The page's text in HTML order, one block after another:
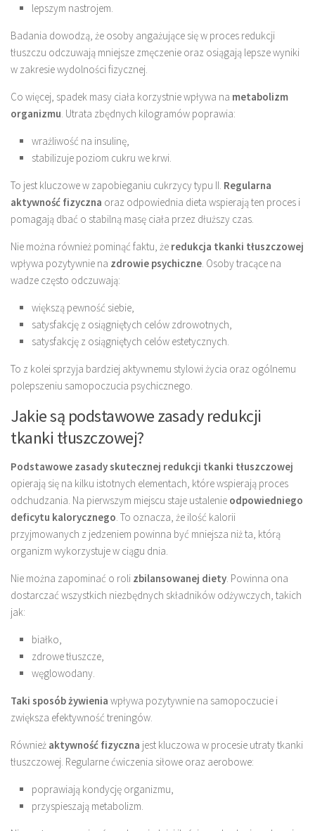
lepszym nastrojem.
Badania dowodzą, że osoby angażujące się w proces redukcji
tłuszczu odczuwają mniejsze zmęczenie oraz osiągają lepsze wyniki
w zakresie wydolności fizycznej.
Co więcej, spadek masy ciała korzystnie wpływa na metabolizm
organizmu. Utrata zbędnych kilogramów poprawia:
wrażliwość na insulinę,
stabilizuje poziom cukru we krwi.
To jest kluczowe w zapobieganiu cukrzycy typu II. Regularna
aktywność fizyczna oraz odpowiednia dieta wspierają ten proces i
pomagają dbać o stabilną masę ciała przez dłuższy czas.
Nie można również pominąć faktu, że redukcja tkanki tłuszczowej
wpływa pozytywnie na zdrowie psychiczne. Osoby tracące na
wadze często odczuwają:
większą pewność siebie,
satysfakcję z osiągniętych celów zdrowotnych,
satysfakcję z osiągniętych celów estetycznych.
To z kolei sprzyja bardziej aktywnemu stylowi życia oraz ogólnemu
polepszeniu samopoczucia psychicznego.
Jakie są podstawowe zasady redukcji
tkanki tłuszczowej?
Podstawowe zasady skutecznej redukcji tkanki tłuszczowej
opierają się na kilku istotnych elementach, które wspierają proces
odchudzania. Na pierwszym miejscu staje ustalenie odpowiedniego
deficytu kalorycznego. To oznacza, że ilość kalorii
przyjmowanych z jedzeniem powinna być mniejsza niż ta, którą
organizm wykorzystuje w ciągu dnia.
Nie można zapominać o roli zbilansowanej diety. Powinna ona
dostarczać wszystkich niezbędnych składników odżywczych, takich
jak:
białko,
zdrowe tłuszcze,
węglowodany.
Taki sposób żywienia wpływa pozytywnie na samopoczucie i
zwiększa efektywność treningów.
Również aktywność fizyczna jest kluczowa w procesie utraty tkanki
tłuszczowej. Regularne ćwiczenia siłowe oraz aerobowe:
poprawiają kondycję organizmu,
przyspieszają metabolizm.